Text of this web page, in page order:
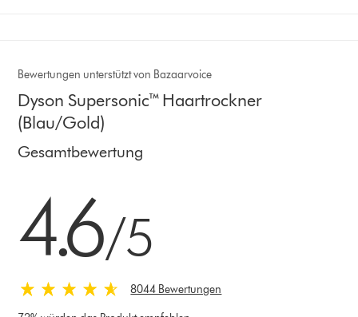
Bewertungen unterstützt von Bazaarvoice
Dyson Supersonic™ Haartrockner
(Blau/Gold)
Gesamtbewertung
4.6/5
8044 Bewertungen